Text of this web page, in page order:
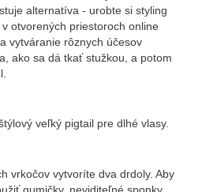
alternatíva - urobte si styling
otvorených priestoroch online
vytváranie rôznych účesov
ako sa dá tkať stužkou, a potom
veľký pigtail pre dlhé vlasy.
vrkočov vytvoríte dva drdoly. Aby
gumičky, neviditeľné sponky,